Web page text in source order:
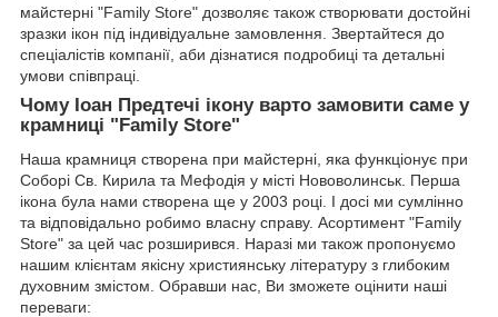
майстерні "Family Store" дозволяє також створювати достойні
зразки ікон під індивідуальне замовлення. Звертайтеся до
спеціалістів компанії, аби дізнатися подробиці та детальні
умови співпраці.
Чому Іоан Предтечі ікону варто замовити саме у
крамниці "Family Store"
Наша крамниця створена при майстерні, яка функціонує при
Соборі Св. Кирила та Мефодія у місті Нововолинськ. Перша
ікона була нами створена ще у 2003 році. І досі ми сумлінно
та відповідально робимо власну справу. Асортимент "Family
Store" за цей час розширився. Наразі ми також пропонуємо
нашим клієнтам якісну християнську літературу з глибоким
духовним змістом. Обравши нас, Ви зможете оцінити наші
переваги: